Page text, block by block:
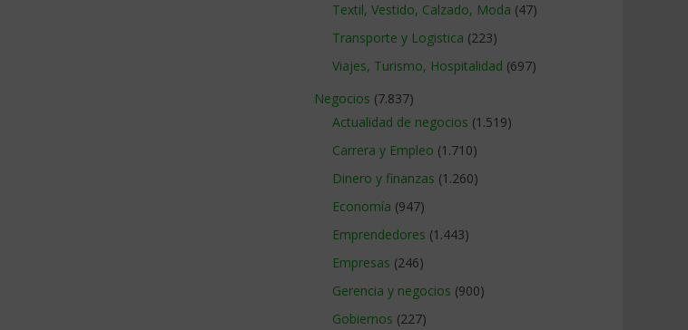
Textil, Vestido, Calzado, Moda (47)
Transporte y Logistica (223)
Viajes, Turismo, Hospitalidad (697)
Negocios (7.837)
Actualidad de negocios (1.519)
Carrera y Empleo (1.710)
Dinero y finanzas (1.260)
Economía (947)
Emprendedores (1.443)
Empresas (246)
Gerencia y negocios (900)
Gobiernos (227)